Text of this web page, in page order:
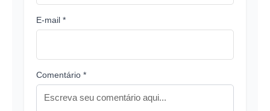
E-mail *
Comentário *